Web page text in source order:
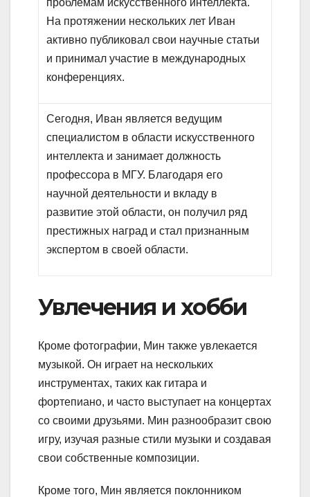
На протяжении нескольких лет Иван
активно публиковал свои научные статьи
и принимал участие в международных
конференциях.
Сегодня, Иван является ведущим
специалистом в области искусственного
интеллекта и занимает должность
профессора в МГУ. Благодаря его
научной деятельности и вкладу в
развитие этой области, он получил ряд
престижных наград и стал признанным
экспертом в своей области.
Увлечения и хобби
Кроме фотографии, Мин также увлекается
музыкой. Он играет на нескольких
инструментах, таких как гитара и
фортепиано, и часто выступает на концертах
со своими друзьями. Мин разнообразит свою
игру, изучая разные стили музыки и создавая
свои собственные композиции.
Кроме того, Мин является поклонником